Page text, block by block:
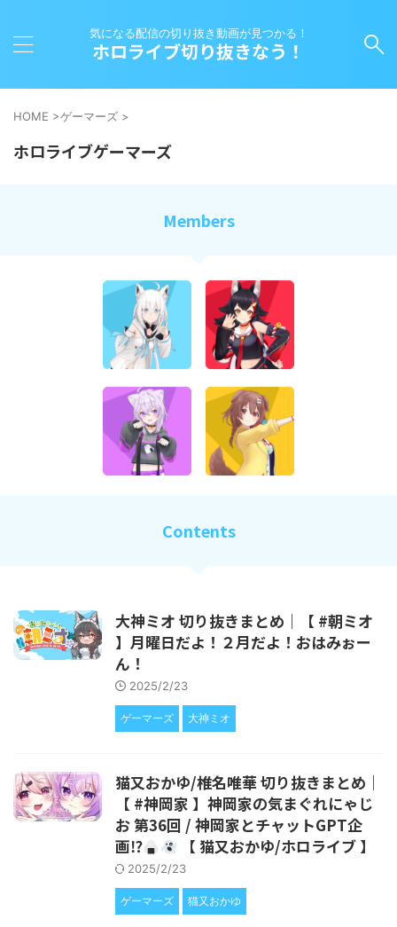
気になる配信の切り抜き動画が見つかる！
ホロライブ切り抜きなう！
HOME >ゲーマーズ >
ホロライブゲーマーズ
Members
Contents
大神ミオ 切り抜きまとめ｜【 #朝ミオ
】月曜日だよ！２月だよ！おはみぉー
ん！
2025/2/23
ゲーマーズ 大神ミオ
猫又おかゆ/椎名唯華 切り抜きまとめ｜
【 #神岡家​ 】神岡家の気まぐれにゃじ
お 第36回 / 神岡家とチャットGPT企
画⁉
【 猫又おかゆ/ホロライブ 】
2025/2/23
ゲーマーズ 猫又おかゆ